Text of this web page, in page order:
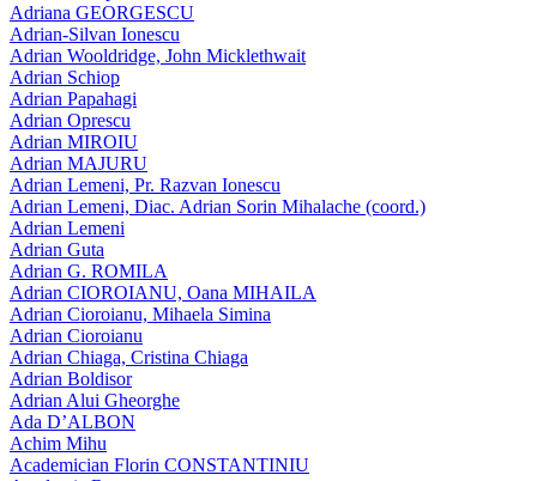
Adriana GEORGESCU
Adrian-Silvan Ionescu
Adrian Wooldridge, John Micklethwait
Adrian Schiop
Adrian Papahagi
Adrian Oprescu
Adrian MIROIU
Adrian MAJURU
Adrian Lemeni, Pr. Razvan Ionescu
Adrian Lemeni, Diac. Adrian Sorin Mihalache (coord.)
Adrian Lemeni
Adrian Guta
Adrian G. ROMILA
Adrian CIOROIANU, Oana MIHAILA
Adrian Cioroianu, Mihaela Simina
Adrian Cioroianu
Adrian Chiaga, Cristina Chiaga
Adrian Boldisor
Adrian Alui Gheorghe
Ada D’ALBON
Achim Mihu
Academician Florin CONSTANTINIU